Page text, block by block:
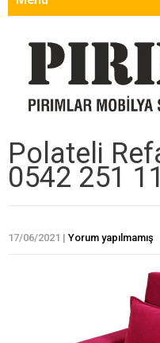
Polateli
0542 251
17/06/2021 | Yorum yapılmamış